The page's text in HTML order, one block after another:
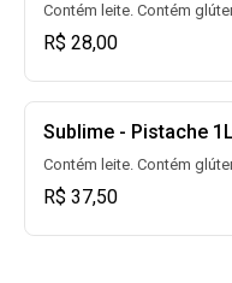
Contém leite. Contém
R$ 28,00
Sublime - Pistache 1L
Contém leite. Contém
R$ 37,50